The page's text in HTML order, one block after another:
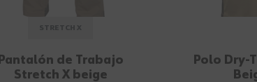
Pantalón de Trabajo
Stretch X beige
Polo Dry-